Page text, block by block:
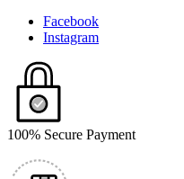
Facebook
Instagram
100% Secure Payment